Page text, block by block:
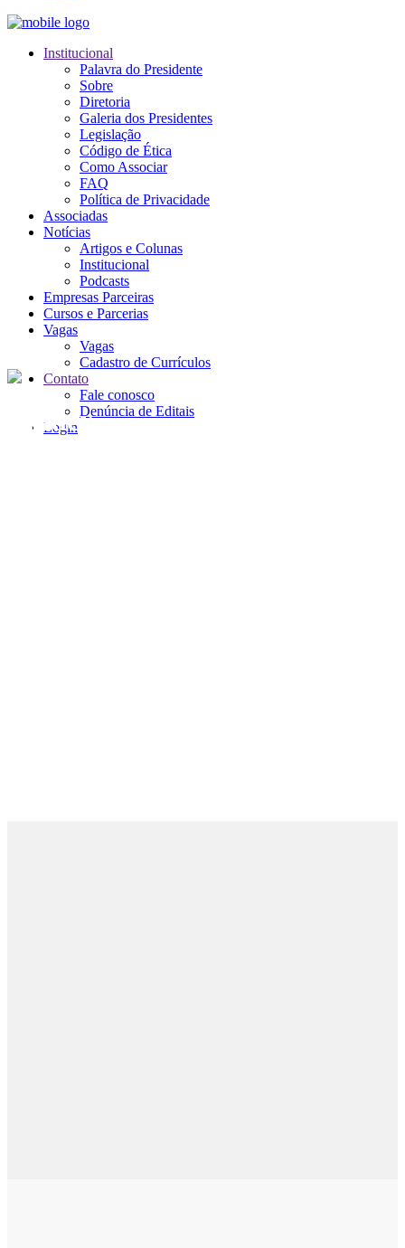
Institucional
Palavra do Presidente
Sobre
Diretoria
Galeria dos Presidentes
Legislação
Código de Ética
Como Associar
FAQ
Política de Privacidade
Associadas
Notícias
Artigos e Colunas
Institucional
Podcasts
Empresas Parceiras
Cursos e Parcerias
Vagas
Vagas
Cadastro de Currículos
Contato
Fale conosco
Denúncia de Editais
Login
Binder